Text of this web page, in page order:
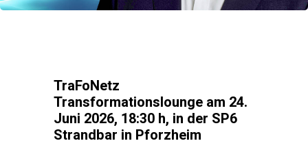
TraFoNetz
Transformationslounge am 24.
Juni 2026, 18:30 h, in der SP6
Strandbar in Pforzheim